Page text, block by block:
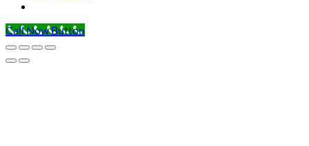
Call Now Button